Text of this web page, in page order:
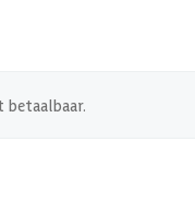
betaalbaar.